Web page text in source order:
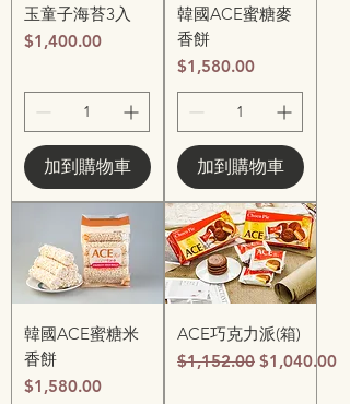
玉童子海苔3入
價格
$1,400.00
加到購物車
韓國ACE蜜糖麥
香餅
價格
$1,580.00
加到購物車
韓國ACE蜜糖米
香餅
價格
$1,580.00
ACE巧克力派(箱)
一般價格
$1,152.00 促銷價格
$1,040.00